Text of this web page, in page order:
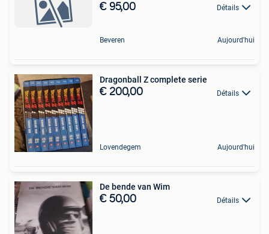
€ 95,00 Détails
Beveren Aujourd'hui
Dragonball Z complete serie
€ 200,00 Détails
Lovendegem Aujourd'hui
De bende van Wim
€ 50,00 Détails